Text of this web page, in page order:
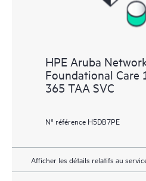
HPE Aruba
Foundational Care
365 TAA SVC
N° référence H5DB7PE
Afficher les détails relatifs au